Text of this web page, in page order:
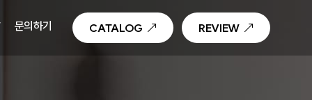
문의하기 CATALOG REVIEW